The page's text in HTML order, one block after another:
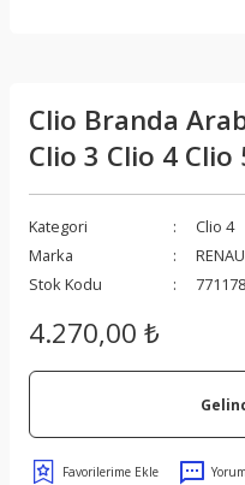
Clio Branda
Clio 3 Clio 4 Clio
Kategori
Clio 4
Marka
Stok Kodu
4.270,00 ₺